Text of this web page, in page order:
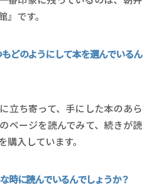
です。
どのようにして本を選んでいるん
立ち寄って、手にした本のあら
ページを読んでみて、続きが読
入しています。
に読んでいるんでしょうか？